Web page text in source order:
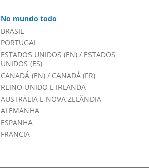
No mundo todo
BRASIL
PORTUGAL
ESTADOS UNIDOS (EN)/ ESTADOS
UNIDOS (ES)
CANADÁ (EN)/ CANADÁ (FR)
REINO UNIDO E IRLANDA
AUSTRÁLIA E NOVA ZELÂNDIA
ALEMANHA
ESPANHA
FRANCIA